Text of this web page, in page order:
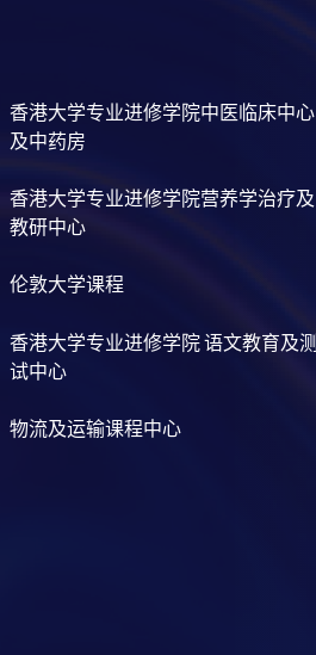
香港大学专业进修学院中医临床中心
及中药房
香港大学专业进修学院营养学治疗及
教研中心
伦敦大学课程
香港大学专业进修学院 语文教育及测
试中心
物流及运输课程中心